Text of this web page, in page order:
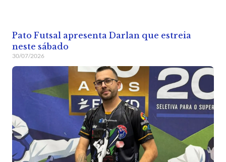
Pato Futsal apresenta Darlan que estreia
neste sábado
30/07/2026